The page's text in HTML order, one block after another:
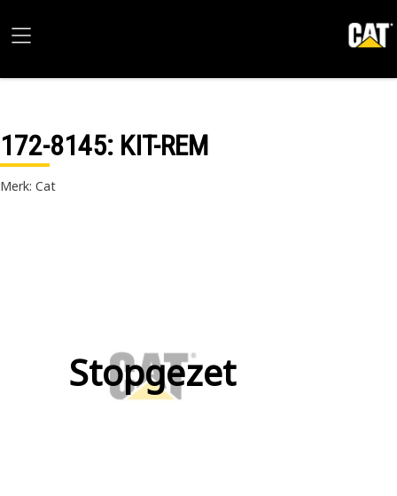
172-8145: KIT-REM
Merk: Cat
Stopgezet